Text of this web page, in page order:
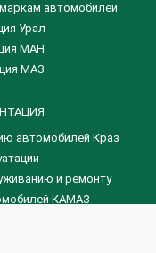
автомобилей
Урал
МАН
МАЗ
автомобилей Краз
и ремонту
КАМАЗ